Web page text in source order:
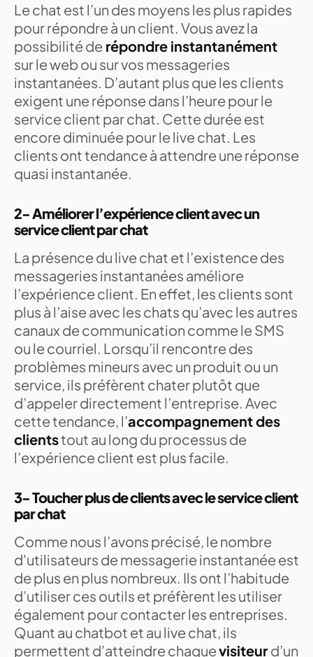
Le chat est l’un des moyens les plus rapides
pour répondre à un client. Vous avez la
possibilité de répondre instantanément
sur le web ou sur vos messageries
instantanées. D’autant plus que les clients
exigent une réponse dans l’heure pour le
service client par chat. Cette durée est
encore diminuée pour le live chat. Les
clients ont tendance à attendre une réponse
quasi instantanée.
2- Améliorer l’expérience client avec un
service client par chat
La présence du live chat et l’existence des
messageries instantanées améliore
l’expérience client. En effet, les clients sont
plus à l’aise avec les chats qu’avec les autres
canaux de communication comme le SMS
ou le courriel. Lorsqu’il rencontre des
problèmes mineurs avec un produit ou un
service, ils préfèrent chater plutôt que
d’appeler directement l’entreprise. Avec
cette tendance, l’accompagnement des
clientstout au long du processus de
l’expérience client est plus facile.
3- Toucher plus de clients avec le service client
par chat
Comme nous l’avons précisé, le nombre
d'utilisateurs de messagerie instantanée est
de plus en plus nombreux. Ils ont l’habitude
d’utiliser ces outils et préfèrent les utiliser
également pour contacter les entreprises.
Quant au chatbot et au live chat, ils
permettent d’atteindre chaquevisiteurd’un